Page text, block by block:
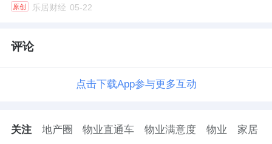
原创 乐居财经 05-22
评论
点击下载App参与更多互动
关注 地产圈 物业直通车 物业满意度 物业 家居